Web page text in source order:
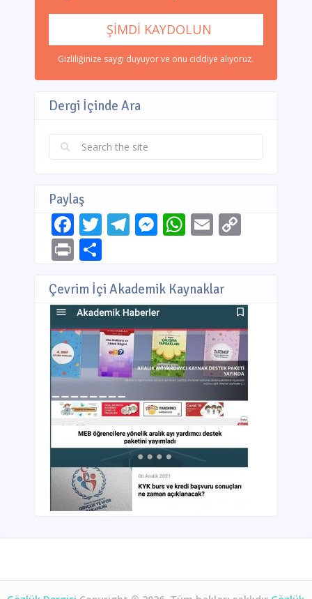
Gizliliğinize saygı duyuyor ve onu ciddiye alıyoruz.
Dergi İçinde Ara
Paylaş
Facebook
Twitter
Telegram
Messenger
WhatsApp
EmailCopy
PrintShare
Çevrim İçi Akademik Kaynaklar